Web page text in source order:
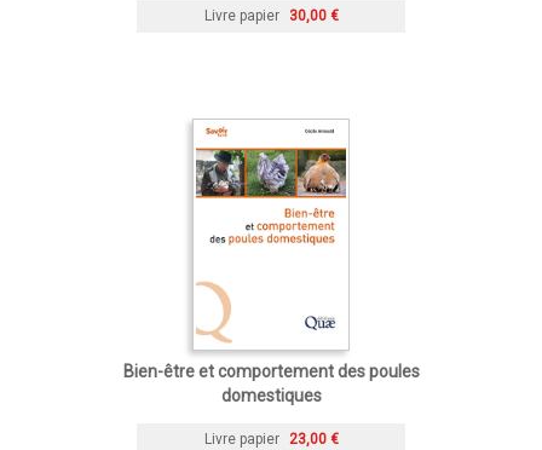
Livre papier 30,00 €
Bien-être et comportement des poules
domestiques
Livre papier 23,00 €